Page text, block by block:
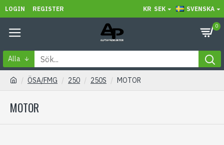
LOGIN REGISTER KR SEK SVENSKA
0
Alla
ÖSA/FMG 250 250S MOTOR
MOTOR